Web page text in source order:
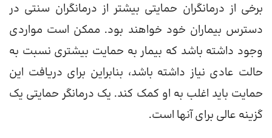
برخی از درمانگران حمایتی بیشتر از درمانگران سنتی در
دسترس بیماران خود خواهند بود. ممکن است مواردی
وجود داشته باشد که بیمار به حمایت بیشتری نسبت به
حالت عادی نیاز داشته باشد، بنابراین برای دریافت این
حمایت باید اغلب به او کمک کند. یک درمانگر حمایتی یک
گزینه عالی برای آنها است.